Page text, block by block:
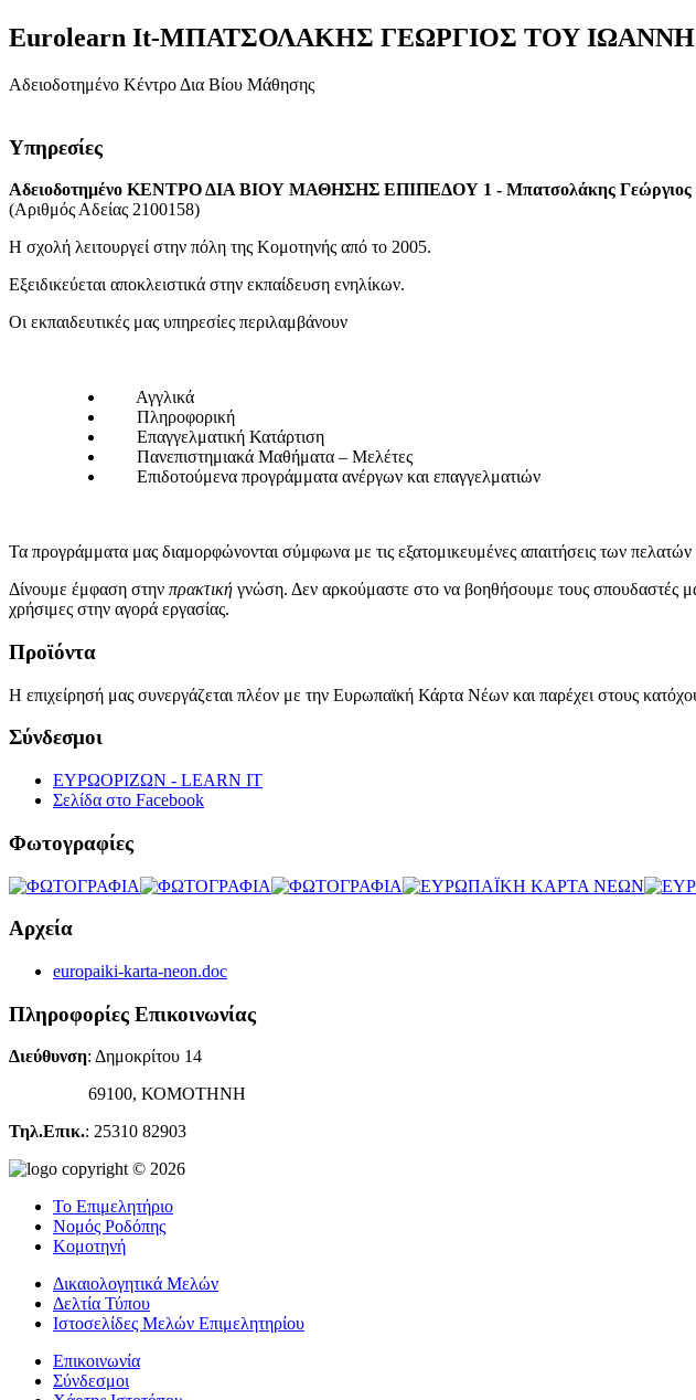
Eurolearn It-ΜΠΑΤΣΟΛΑΚΗΣ ΓΕΩΡΓΙΟΣ ΤΟΥ ΙΩΑΝΝΗ
Αδειοδοτημένο Κέντρο Δια Βίου Μάθησης
Υπηρεσίες
Αδειοδοτημένο ΚΕΝΤΡΟ ΔΙΑ ΒΙΟΥ ΜΑΘΗΣΗΣ ΕΠΙΠΕΔΟΥ 1 - Μπατσολάκης Γεώργιος
(Αριθμός Αδείας 2100158)
Η σχολή λειτουργεί στην πόλη της Κομοτηνής από το 2005.
Εξειδικεύεται αποκλειστικά στην εκπαίδευση ενηλίκων.
Οι εκπαιδευτικές μας υπηρεσίες περιλαμβάνουν
­ Αγγλικά
­ Πληροφορική
­ Επαγγελματική Κατάρτιση
­ Πανεπιστημιακά Μαθήματα – Μελέτες
­ Επιδοτούμενα προγράμματα ανέργων και επαγγελματιών
Τα προγράμματα μας διαμορφώνονται σύμφωνα με τις εξατομικευμένες απαιτήσεις των πελατών
Δίνουμε έμφαση στην πρακτική γνώση. Δεν αρκούμαστε στο να βοηθήσουμε τους σπουδαστές
χρήσιμες στην αγορά εργασίας.
Προϊόντα
Η επιχείρησή μας συνεργάζεται πλέον με την Ευρωπαϊκή Κάρτα Νέων και παρέχει στους
Σύνδεσμοι
ΕΥΡΩΟΡΙΖΩΝ - LEARN IT
Σελίδα στο Facebook
Φωτογραφίες
Αρχεία
europaiki-karta-neon.doc
Πληροφορίες Επικοινωνίας
Διεύθυνση: Δημοκρίτου 14
69100, ΚΟΜΟΤΗΝΗ
Τηλ.Επικ.: 25310 82903
copyright © 2026
Το Επιμελητήριο
Νομός Ροδόπης
Κομοτηνή
Δικαιολογητικά Μελών
Δελτία Τύπου
Ιστοσελίδες Μελών Επιμελητηρίου
Επικοινωνία
Σύνδεσμοι